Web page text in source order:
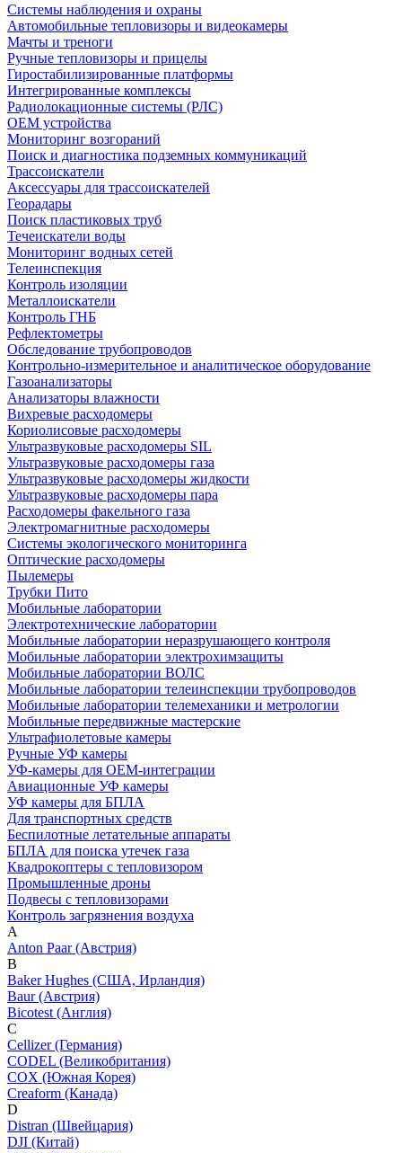
Системы наблюдения и охраны
Автомобильные тепловизоры и видеокамеры
Мачты и треноги
Ручные тепловизоры и прицелы
Гиростабилизированные платформы
Интегрированные комплексы
Радиолокационные системы (РЛС)
OEM устройства
Мониторинг возгораний
Поиск и диагностика подземных коммуникаций
Трассоискатели
Аксессуары для трассоискателей
Георадары
Поиск пластиковых труб
Течеискатели воды
Мониторинг водных сетей
Телеинспекция
Контроль изоляции
Металлоискатели
Контроль ГНБ
Рефлектометры
Обследование трубопроводов
Контрольно-измерительное и аналитическое оборудование
Газоанализаторы
Анализаторы влажности
Вихревые расходомеры
Кориолисовые расходомеры
Ультразвуковые расходомеры SIL
Ультразвуковые расходомеры газа
Ультразвуковые расходомеры жидкости
Ультразвуковые расходомеры пара
Расходомеры факельного газа
Электромагнитные расходомеры
Системы экологического мониторинга
Оптические расходомеры
Пылемеры
Трубки Пито
Мобильные лаборатории
Электротехнические лаборатории
Мобильные лаборатории неразрушающего контроля
Мобильные лаборатории электрохимзащиты
Мобильные лаборатории ВОЛС
Мобильные лаборатории телеинспекции трубопроводов
Мобильные лаборатории телемеханики и метрологии
Мобильные передвижные мастерские
Ультрафиолетовые камеры
Ручные УФ камеры
УФ-камеры для OEM-интеграции
Авиационные УФ камеры
УФ камеры для БПЛА
Для транспортных средств
Беспилотные летательные аппараты
БПЛА для поиска утечек газа
Квадрокоптеры с тепловизором
Промышленные дроны
Подвесы с тепловизорами
Контроль загрязнения воздуха
A
Anton Paar (Австрия)
B
Baker Hughes (США, Ирландия)
Baur (Австрия)
Bicotest (Англия)
C
Cellizer (Германия)
CODEL (Великобритания)
COX (Южная Корея)
Creaform (Канада)
D
Distran (Швейцария)
DJI (Китай)